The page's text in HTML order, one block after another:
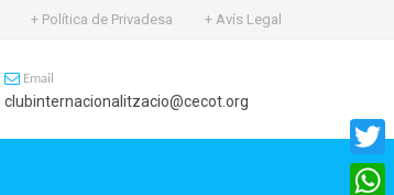
+ Política de Privadesa + Avís Legal
Email
clubinternacionalitzacio@cecot.org